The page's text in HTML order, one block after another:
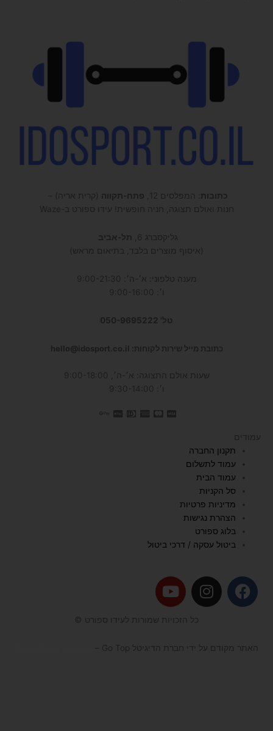
כתובות : המפלסים 12, פתח-תקווה (קרית אריה) –
חנות ואולם תצוגה, חניה חופשית! עידו ספורט ב-Waze
גליקסברג 6,
תל-אביב
(איסוף מוצרים בלבד, בתיאום מראש)
מענה טלפוני: א׳-ה׳: 9:00-21:30
טל' 050-9695222
כתובת מייל שירות לקוחות: hello@idosport.co.il
שעות אולם התצוגה: א׳-ה׳, 9:00-18:00
עמודים
תקנון החברה
עמוד לתשלום
עמוד הבית
סל הקניות
מדיניות פרטיות
הצהרת נגישות
בלוג ספורט
ביטול עסקה / דרכי ביטול
F
a
b
I
n
a
Y
o
u
u
כל הזכויות שמורות לעידו ספורט ©
האתר מקודם על ידי חברת הדיגיטל Go Top –